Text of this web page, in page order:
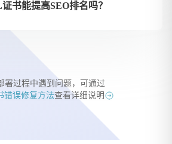
书能提高SEO排名吗？
署过程中遇到问题，可通过
错误修复方法查看详细说明